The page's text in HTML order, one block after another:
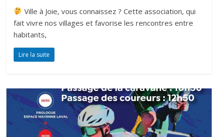
Ville à Joie, vous connaissez ? Cette association, qui
fait vivre nos villages et favorise les rencontres entre
habitants,
Lire la suite